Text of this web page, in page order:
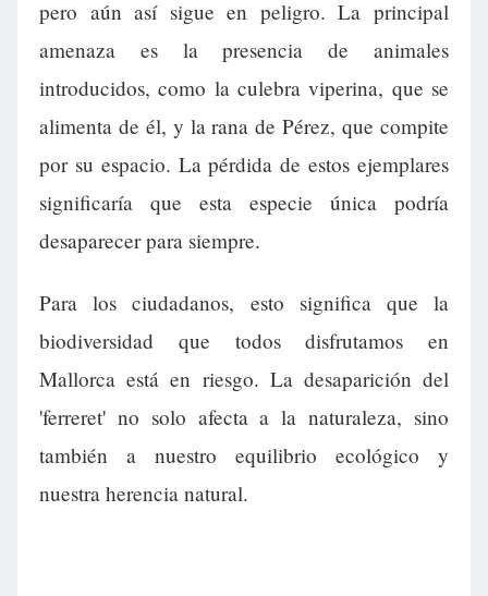
pero aún así sigue en peligro. La principal
amenaza es la presencia de animales
introducidos, como la culebra viperina, que se
alimenta de él, y la rana de Pérez, que compite
por su espacio. La pérdida de estos ejemplares
significaría que esta especie única podría
desaparecer para siempre.
Para los ciudadanos, esto significa que la
biodiversidad que todos disfrutamos en
Mallorca está en riesgo. La desaparición del
'ferreret' no solo afecta a la naturaleza, sino
también a nuestro equilibrio ecológico y
nuestra herencia natural.